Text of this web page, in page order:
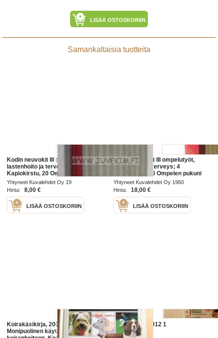
LISÄÄ OSTOSKORIIN
Samankaltaisia tuotteita
Kodin neuvokit III ompelutyöt,
lastenhoito ja terveys; 4
Kapiokirstu, 20 Ompelen pukuni
itse, Odotuskuukaudet, 6
Pallerosta koluikään, 8 Kodin
terveys -yhteissidos
Yhtyneet Kuvalehdet Oy 19
Hinta:
8,00 €
LISÄÄ OSTOSKORIIN
Kodin neuvokit III ompelutyöt,
lastenhoito ja terveys; 4
Kapiokirstu, 20 Ompelen pukuni
itse, Odotuskuukaudet, 6
Pallerosta koluikään, 8 Kodin
terveys
Yhtyneet Kuvalehdet Oy 1960
Hinta:
18,00 €
LISÄÄ OSTOSKORIIN
Koirakäsikirja, 2002. 4. painos.
Monipuolinen käytännön opas
apu terveys 2012 1